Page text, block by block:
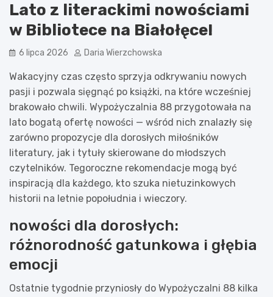
Lato z literackimi nowościami
w Bibliotece na Białołęce!
6 lipca 2026 Daria Wierzchowska
Wakacyjny czas często sprzyja odkrywaniu nowych
pasji i pozwala sięgnąć po książki, na które wcześniej
brakowało chwili. Wypożyczalnia 88 przygotowała na
lato bogatą ofertę nowości — wśród nich znalazły się
zarówno propozycje dla dorosłych miłośników
literatury, jak i tytuły skierowane do młodszych
czytelników. Tegoroczne rekomendacje mogą być
inspiracją dla każdego, kto szuka nietuzinkowych
historii na letnie popołudnia i wieczory.
nowości dla dorosłych:
różnorodność gatunkowa i głębia
emocji
Ostatnie tygodnie przyniosły do Wypożyczalni 88 kilka